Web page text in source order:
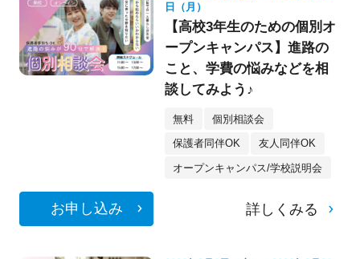
日（月）
【高校3年生のための個別オ
ープンキャンパス】進路の
こと、学費の悩みなどを相
談してみよう♪
無料 個別相談会
保護者同伴OK 友人同伴OK
オープンキャンパス/学校説明会
お申し込み 詳しくみる